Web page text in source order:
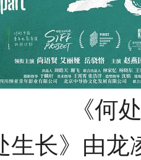
《何
长》由龙